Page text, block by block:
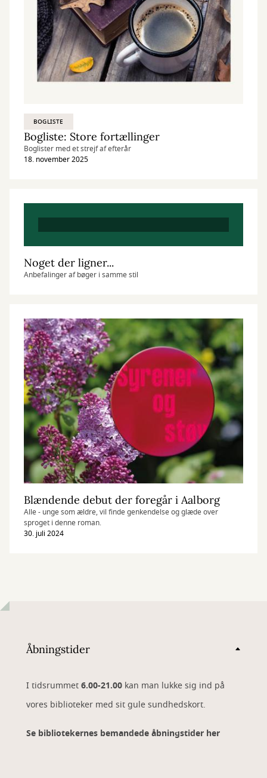
BOGLISTE
Bogliste: Store fortællinger
Boglister med et strejf af efterår
18. november 2025
Noget der ligner...
Anbefalinger af bøger i samme stil
Blændende debut der foregår i Aalborg
Alle - unge som ældre, vil finde genkendelse og glæde over
sproget i denne roman.
30. juli 2024
Åbningstider
I tidsrummet6.00-21.00 kan man lukke sig ind på
vores biblioteker med sit gule sundhedskort.
Se bibliotekernes bemandede åbningstider her